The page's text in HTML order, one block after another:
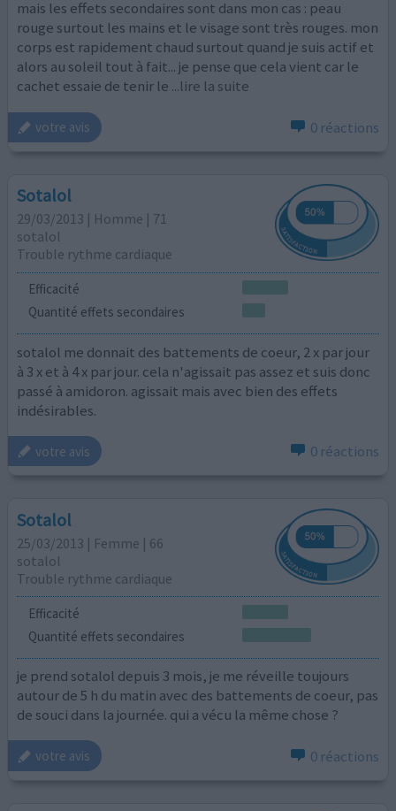
mais les effets secondaires sont dans mon cas : peau
rouge surtout les mains et le visage sont très rouges. mon
corps est rapidement chaud surtout quand je suis actif et
alors au soleil tout à fait... je pense que cela vient car le
cachet essaie de tenir le ...lire la suite
votre avis 0 réactions
Sotalol
29/03/2013 | Homme | 71
sotalol
Trouble rythme cardiaque
Efficacité
Quantité effets secondaires
sotalol me donnait des battements de coeur, 2 x par jour
à 3 x et à 4 x par jour. cela n'agissait pas assez et suis donc
passé à amidoron. agissait mais avec bien des effets
indésirables.
votre avis 0 réactions
Sotalol
25/03/2013 | Femme | 66
sotalol
Trouble rythme cardiaque
Efficacité
Quantité effets secondaires
je prend sotalol depuis 3 mois, je me réveille toujours
autour de 5 h du matin avec des battements de coeur, pas
de souci dans la journée. qui a vécu la même chose ?
votre avis 0 réactions